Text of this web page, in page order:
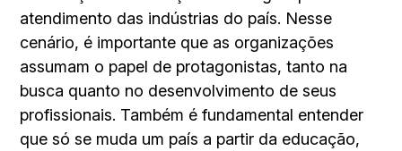
atendimento das indústrias do país. Nesse
cenário, é importante que as organizações
assumam o papel de protagonistas, tanto na
busca quanto no desenvolvimento de seus
profissionais. Também é fundamental entender
que só se muda um país a partir da educação,